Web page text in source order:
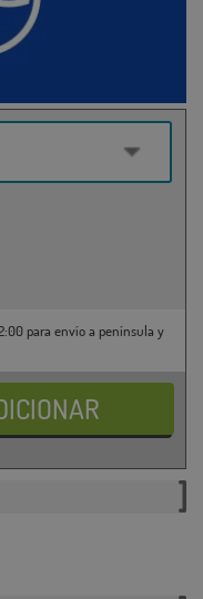
para envío a península y